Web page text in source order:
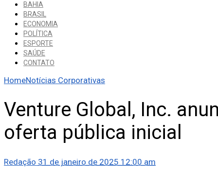
BAHIA
BRASIL
ECONOMIA
POLÍTICA
ESPORTE
SAÚDE
CONTATO
HomeNotícias Corporativas
Venture Global, Inc.
oferta pública inicial
Redação 31 de janeiro de 2025 12:00 am